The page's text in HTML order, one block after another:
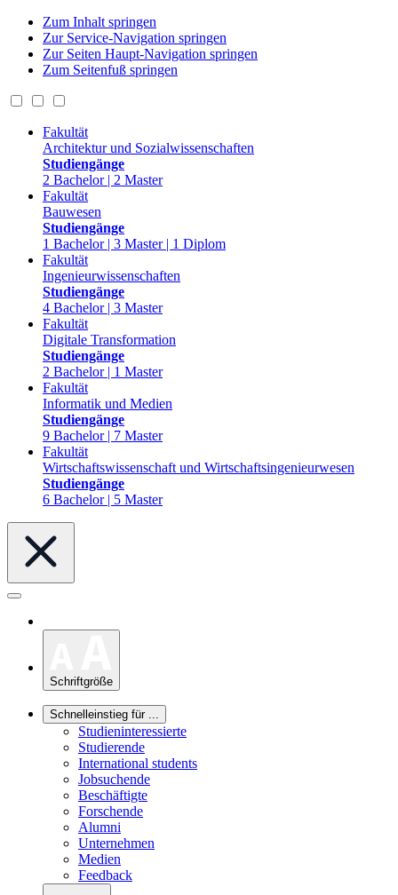
Zum Inhalt springen
Zur Service-Navigation springen
Zur Seiten Haupt-Navigation springen
Zum Seitenfuß springen
Fakultät
Architektur und Sozialwissenschaften
Studiengänge
2 Bachelor | 2 Master
Fakultät
Bauwesen
Studiengänge
1 Bachelor | 3 Master | 1 Diplom
Fakultät
Ingenieurwissenschaften
Studiengänge
4 Bachelor | 3 Master
Fakultät
Digitale Transformation
Studiengänge
2 Bachelor | 1 Master
Fakultät
Informatik und Medien
Studiengänge
9 Bachelor | 7 Master
Fakultät
Wirtschaftswissenschaft und Wirtschaftsingenieurwesen
Studiengänge
6 Bachelor | 5 Master
Schriftgröße
Schnelleinstieg für ...
Studieninteressierte
Studierende
International students
Jobsuchende
Beschäftigte
Forschende
Alumni
Unternehmen
Medien
Feedback